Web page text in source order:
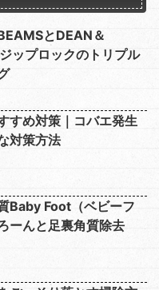
とDEAN＆
ップロックのトリプル
すめ対策｜コバエ発生
対策方法
Baby Foot（ベビーフ
ーんと足裏角質除去